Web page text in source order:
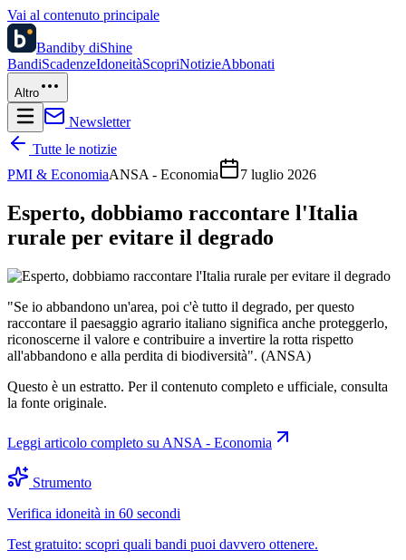
Vai al contenuto principale
Bandiby diShine
BandiScadenzeIdoneitàScopriNotizieAbbonati
Altro
Newsletter
Tutte le notizie
PMI & EconomiaANSA - Economia 7 luglio 2026
Esperto, dobbiamo raccontare l'Italia
rurale per evitare il degrado
"Se io abbandono un'area, poi c'è tutto il degrado, per questo
raccontare il paesaggio agrario italiano significa anche proteggerlo,
riconoscerne il valore e contribuire a invertire la rotta rispetto
all'abbandono e alla perdita di biodiversità". (ANSA)
Questo è un estratto. Per il contenuto completo e ufficiale, consulta
la fonte originale.
Leggi articolo completo su ANSA - Economia
Strumento
Verifica idoneità in 60 secondi
Test gratuito: scopri quali bandi puoi davvero ottenere.